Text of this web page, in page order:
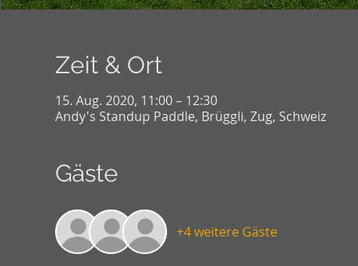
Zeit & Ort
15. Aug. 2020, 11:00 – 12:30
Andy's Standup Paddle, Brüggli, Zug, Schweiz
Gäste
+4 weitere Gäste